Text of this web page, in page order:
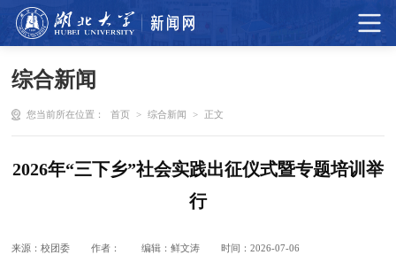
综合新闻
您当前所在位置： 首页 > 综合新闻 > 正文
2026年“三下乡”社会实践出征仪式暨专题培训举
行
来源：校团委 作者： 编辑：鲜文涛 时间：2026-07-06